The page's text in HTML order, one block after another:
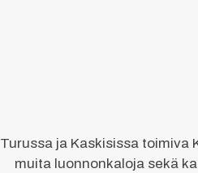
Turussa ja Kaskisissa toimiva
muita luonnonkaloja sekä